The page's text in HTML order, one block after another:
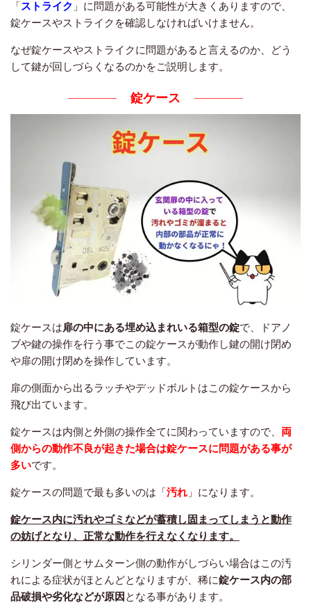
「ストライク 」に問題がある可能性が大きくありますので、
錠ケースやストライクを確認しなければいけません。
なぜ錠ケースやストライクに問題があると言えるのか、どう
して鍵が回しづらくなるのかをご説明します。
錠ケース
錠ケースは扉の中にある埋め込まれいる箱型の錠で、ドアノ
ブや鍵の操作を行う事でこの錠ケースが動作し鍵の開け閉め
や扉の開け閉めを操作しています。
扉の側面から出るラッチやデッドボルトはこの錠ケースから
飛び出ています。
錠ケースは内側と外側の操作全てに関わっていますので、 両
側からの動作不良が起きた場合は錠ケースに問題がある事が
多いです。
錠ケースの問題で最も多いのは「汚れ」になります。
錠ケース内に汚れやゴミなどが蓄積し固まってしまうと動作
の妨げとなり、正常な動作を行えなくなります。
シリンダー側とサムターン側の動作がしづらい場合はこの汚
れによる症状がほとんどとなりますが、稀に錠ケース内の部
品破損や劣化などが原因となる事があります。